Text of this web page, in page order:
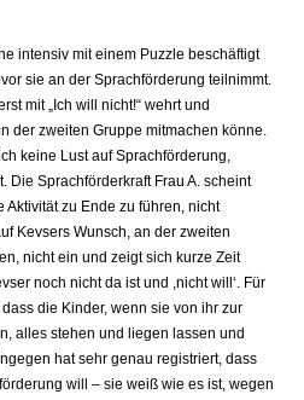
intensiv mit einem Puzzle beschäftigt
sie an der Sprachförderung teilnimmt.
mit „Ich will nicht!“ wehrt und
der zweiten Gruppe mitmachen könne.
keine Lust auf Sprachförderung,
Die Sprachförderkraft Frau A. scheint
Aktivität zu Ende zu führen, nicht
Kevsers Wunsch, an der zweiten
nicht ein und zeigt sich kurze Zeit
noch nicht da ist und ,nicht will‘. Für
die Kinder, wenn sie von ihr zur
alles stehen und liegen lassen und
hat sehr genau regis­triert, dass
will – sie weiß wie es ist, wegen